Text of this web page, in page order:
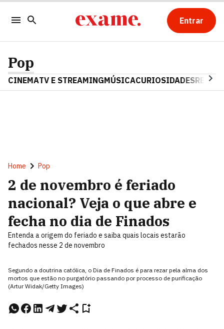
Entrar
Pop
CINEMATV E STREAMINGMÚSICACURIOSIDADES
Home Pop
2 de novembro é feriado
nacional? Veja o que abre e
fecha no dia de Finados
Entenda a origem do feriado e saiba quais locais estarão
fechados nesse 2 de novembro
Segundo a doutrina católica, o Dia de Finados é para rezar pela alma dos
mortos que estão no purgatório passando por processo de purificação
(Artur Widak/Getty Images)